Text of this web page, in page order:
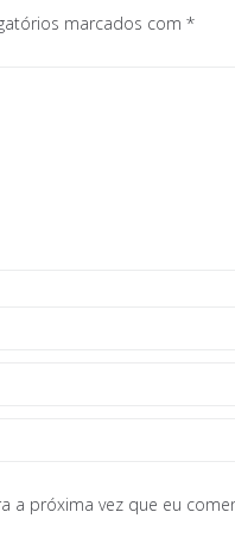
marcados com *
a próxima vez que eu